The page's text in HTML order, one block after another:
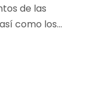
de las
como los...